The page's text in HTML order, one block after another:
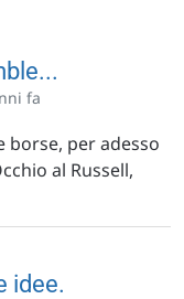
fa
borse, per adesso
al Russell,
idee.